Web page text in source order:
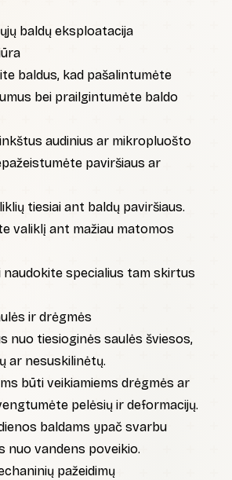
baldų eksploatacija
baldus, kad pašalintumėte
bei prailgintumėte baldo
audinius ar mikropluošto
paviršiaus ar
tiesiai ant baldų paviršiaus.
valiklį ant mažiau matomos
naudokite specialius tam skirtus
ir drėgmės
nuo tiesioginės saulės šviesos,
ar nesuskilinėtų.
būti veikiamiems drėgmės ar
pelėsių ir deformacijų.
baldams ypač svarbu
nuo vandens poveikio.
pažeidimų